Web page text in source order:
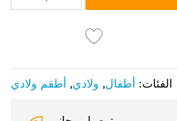
الفئات: أطفال, ولادي, أطقم ولادي